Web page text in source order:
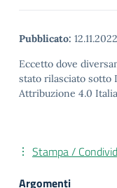
Pubblicato: 12.11.2022
Eccetto dove
stato rilasciato sotto
Attribuzione 4.0
Stampa /
Argomenti